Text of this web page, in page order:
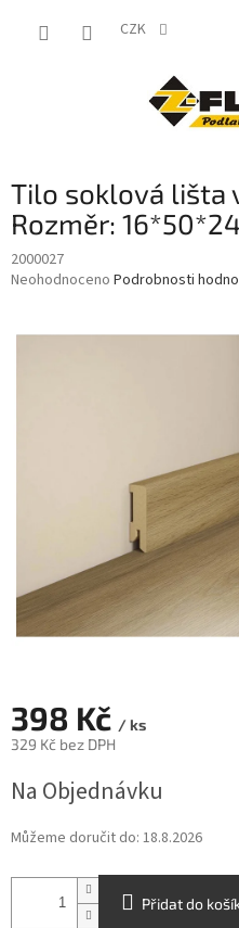
CZK
Tilo soklová lišta
Rozměr:
2000027
Průměrné
je
Neohodnoceno Podrobnosti
398 Kč / ks
329 Kč bez DPH
cena:
Na Objednávku
Můžeme doručit do: 18.8.2026
Přidat do